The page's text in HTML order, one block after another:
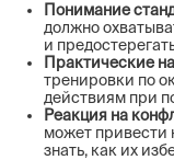
Понимание
должно
и
Практические
тренировки по
действиям при
Реакция на
может привести
знать, как их